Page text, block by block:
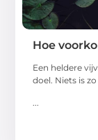
Hoe
Een heldere
doel. Niets is
...